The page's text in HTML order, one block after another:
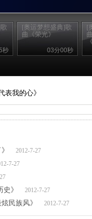
秒
[奥运梦想盛典]歌
曲《荣光》
03分00秒
[
表我的心》
2012-7-27
7-27
》 2012-7-27
民族风》 2012-7-27